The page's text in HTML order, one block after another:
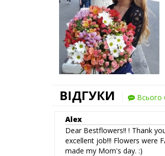
ВІДГУКИ Всього
Alex
Dear Bestflowers!! ! Thank
excellent job!!! Flowers were
made my Mom's day. :)